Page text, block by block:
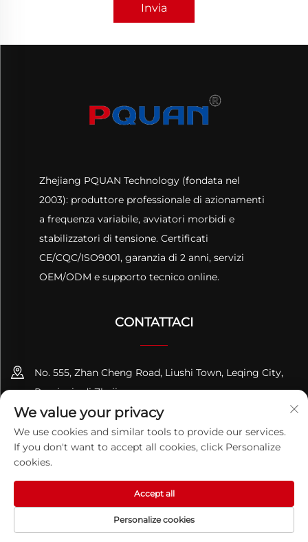
Invia
Zhejiang PQUAN Technology (fondata nel
2003): produttore professionale di azionamenti
a frequenza variabile, avviatori morbidi e
stabilizzatori di tensione. Certificati
CE/CQC/ISO9001, garanzia di 2 anni, servizi
OEM/ODM e supporto tecnico online.
CONTATTACI
No. 555, Zhan Cheng Road, Liushi Town, Leqing City,
Provincia di Zhejiang
+86-13695814656
[email protected]
Copyright © 2026 ZHEJIANG PQUAN Technology Co.Ltd. Tutti i
diritti riservati. Informativa sulla privacy
We value your privacy
We use cookies and similar tools to provide our services.
If you don't want to accept all cookies, click Personalize
cookies.
Personalize cookies
Accept all